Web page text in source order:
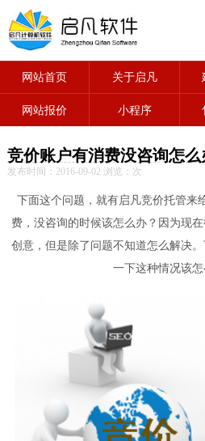
网站首页 关于启凡
网站报价 小程序
竞价账户有消费没咨询怎么
发布时间：2016-09-02 浏览： 次
下面这个问题，就有启凡竞价托管来
费，没咨询的时候该怎么办？因为现
创意，但是除了问题不知道怎么解决
一下这种情况该怎